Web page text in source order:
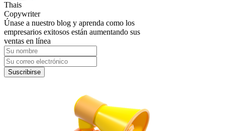
Thais
Copywriter
Únase a nuestro blog y aprenda como los
empresarios exitosos están aumentando sus
ventas en línea
Suscribirse